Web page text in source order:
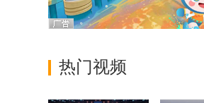
热门视频